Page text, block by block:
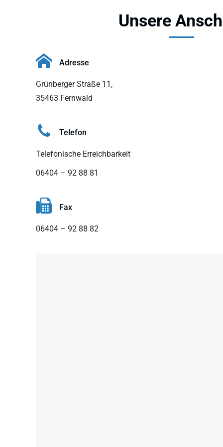
Unsere
Adresse
Grünberger Straße 11,
35463 Fernwald
Telefon
Telefonische Erreichbarkeit
06404 – 92 88 81
Fax
06404 – 92 88 82